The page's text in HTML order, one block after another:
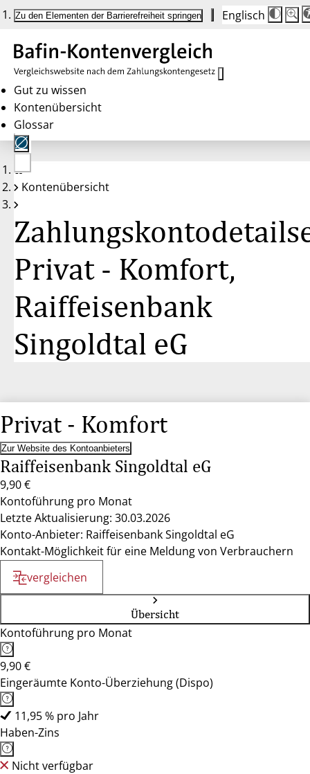
Zu den Elementen der Barrierefreiheit springen Englisch
Die
auf
100
100
Gut zu wissen
Kontenübersicht
Glossar
Keine
Konten
Kontenübersicht
Privat - Komfort,
Raiffeisenbank
Singoldtal eG
Privat - Komfort
Zur Website des Kontoanbieters
Raiffeisenbank Singoldtal eG
9,90 €
Kontoführung pro Monat
Letzte Aktualisierung: 30.03.2026
Konto-Anbieter: Raiffeisenbank Singoldtal eG
Kontakt-Möglichkeit für eine Meldung von Verbrauchern
vergleichen
Übersicht
Kontoführung pro Monat
9,90 €
Eingeräumte Konto-Überziehung (Dispo)
11,95 % pro Jahr
Haben-Zins
Nicht verfügbar